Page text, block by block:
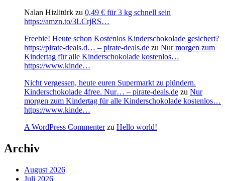
Nalan Hizlitürk zu 0,49 € für 3 kg schnell sein
https://amzn.to/3LCrjRS…
Freebie! Heute schon Kostenlos Kinderschokolade gesichert?
https://pirate-deals.d… – pirate-deals.de zu Nur morgen zum
Kindertag für alle Kinderschokolade kostenlos…
https://www.kinde…
Nicht vergessen, heute euren Supermarkt zu plündern.
Kinderschokolade 4free. Nur… – pirate-deals.de zu Nur
morgen zum Kindertag für alle Kinderschokolade kostenlos…
https://www.kinde…
A WordPress Commenterzu Hello world!
Archiv
August 2026
Juli 2026